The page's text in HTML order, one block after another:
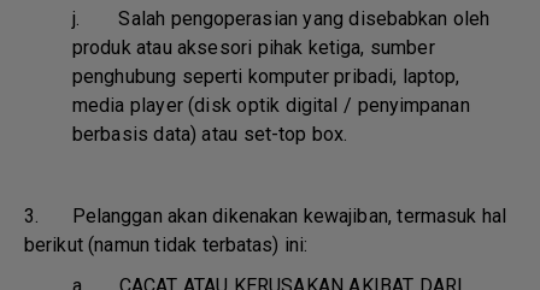
j.Salah pengoperasian yang disebabkan oleh
produk atau aksesori pihak ketiga, sumber
penghubung seperti komputer pribadi, laptop,
media player (disk optik digital / penyimpanan
berbasis data) atau set-top box.
3. Pelanggan akan dikenakan kewajiban, termasuk hal
berikut (namun tidak terbatas) ini: